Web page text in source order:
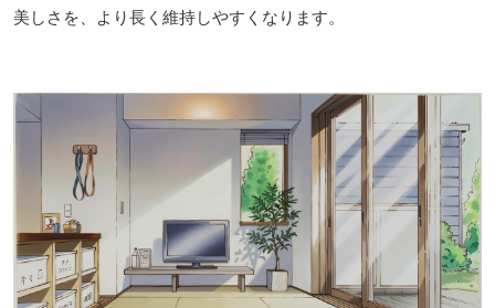
美しさを、より長く維持しやすくなります。